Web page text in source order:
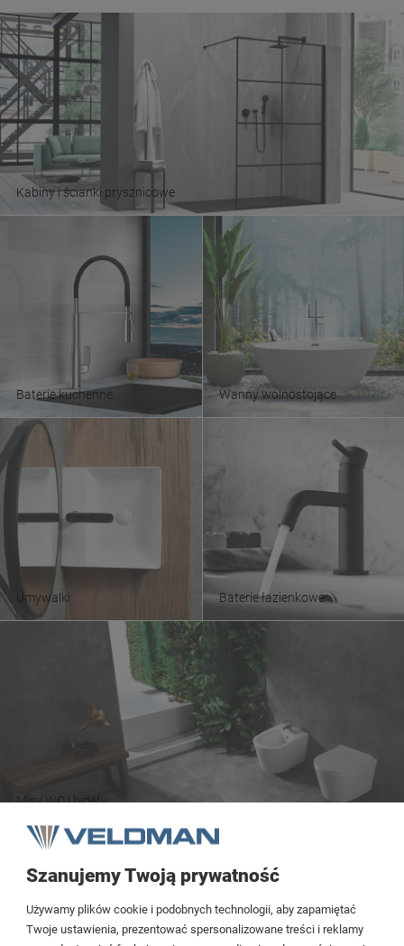
Kabiny i ścianki prysznicowe
Baterie kuchenne Wanny wolnostojące
Misy WC i bidety
Umywalki Baterie łazienkowe
Cieślewskich 54
Szanujemy Twoją prywatność
Używamy plików cookie i podobnych technologii, aby zapamiętać
Twoje ustawienia, prezentować spersonalizowane treści i reklamy